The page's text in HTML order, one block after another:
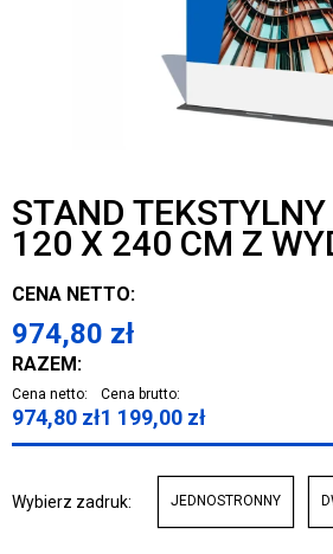
STAND
120 X 240 CM Z
CENA NETTO:
974,80 zł
RAZEM:
Cena netto:
974,80 zł
Cena brutto:
1 199,00 zł
Wybierz zadruk: JEDNOSTRONNY